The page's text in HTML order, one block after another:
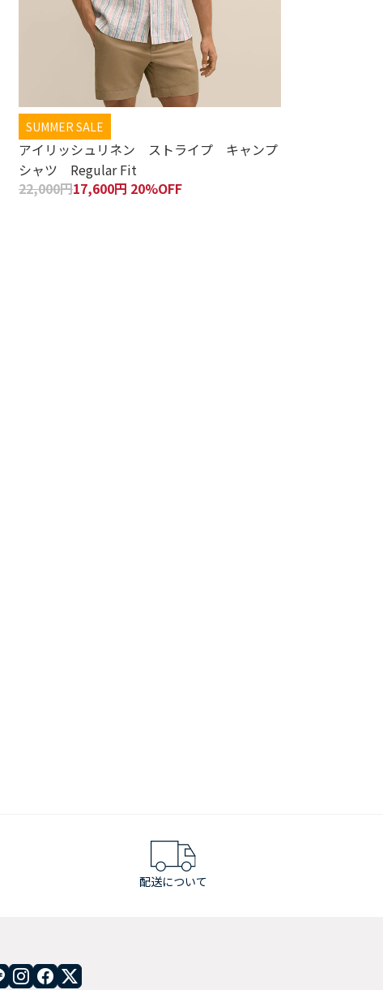
SUMMER SALE
アイリッシュリネン ストライプ キャンプ
シャツ Regular Fit
22,000円17,600円 20%OFF
配送について